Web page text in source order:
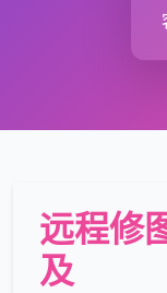
远程修
及